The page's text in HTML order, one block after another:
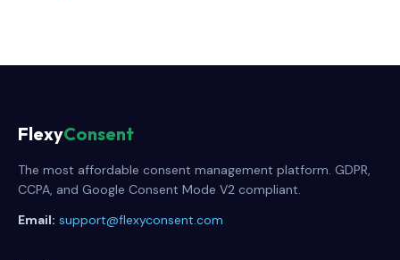
FlexyConsent
The most affordable consent management platform. GDPR,
CCPA, and Google Consent Mode V2 compliant.
Email: support@flexyconsent.com